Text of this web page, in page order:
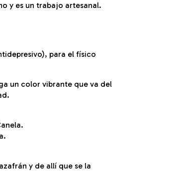
y es un trabajo artesanal.
para el físico
un color vibrante que va del
y de allí que se la